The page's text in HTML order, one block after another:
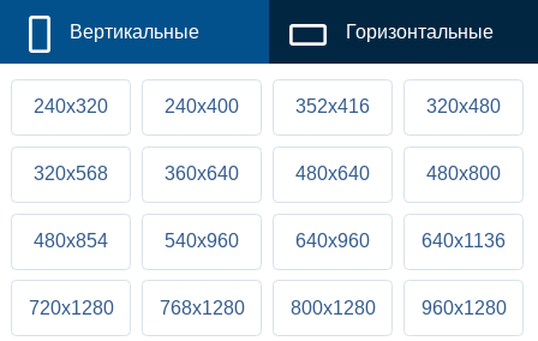
Вертикальные Горизонтальные
240x320 240x400 352x416 320x480
320x568 360x640 480x640 480x800
480x854 540x960 640x960 640x1136
720x1280 768x1280 800x1280 960x1280